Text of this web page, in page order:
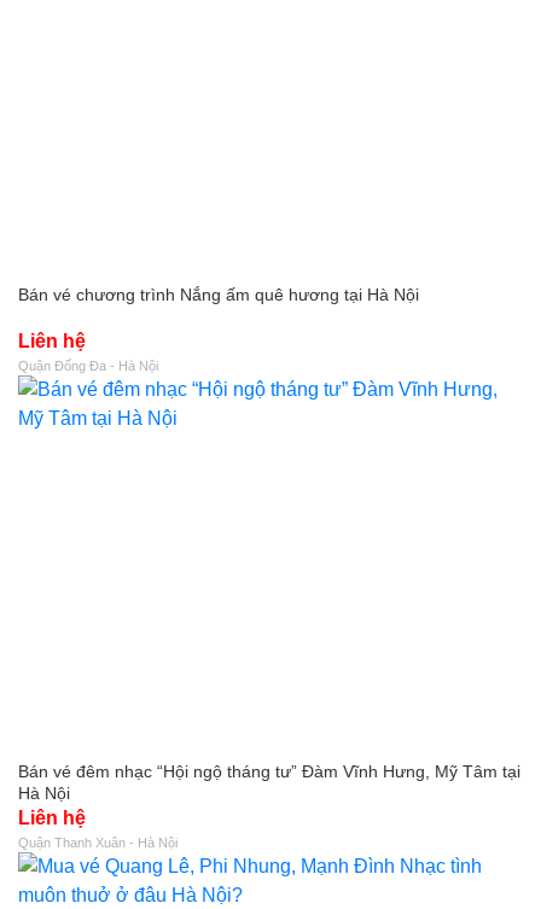
Bán vé chương trình Nắng ấm quê hương tại Hà Nội
Liên hệ
Quận Đống Đa - Hà Nội
Bán vé đêm nhạc “Hội ngộ tháng tư” Đàm Vĩnh Hưng, Mỹ Tâm tại
Hà Nội
Liên hệ
Quận Thanh Xuân - Hà Nội